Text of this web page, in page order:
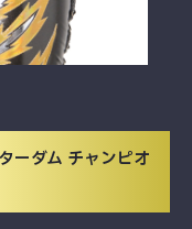
ーダム チャンピオ